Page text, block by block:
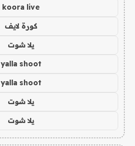
koora live
كورة لايف
يلا شوت
yalla shoot
yalla shoot
يلا شوت
يلا شوت